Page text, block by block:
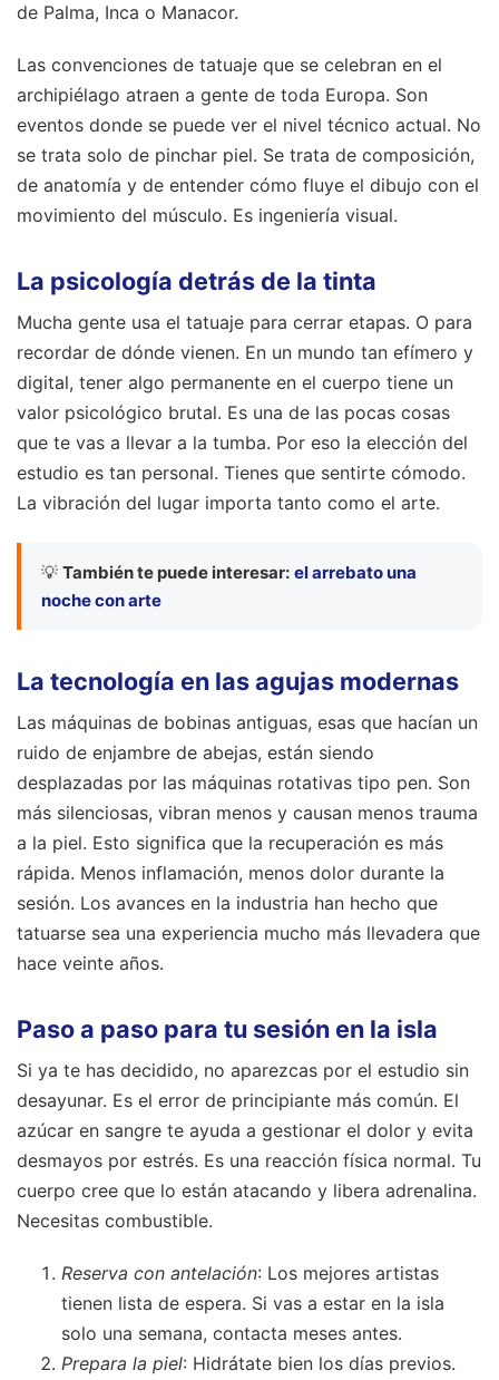
de Palma, Inca o Manacor.
Las convenciones de tatuaje que se celebran en el
archipiélago atraen a gente de toda Europa. Son
eventos donde se puede ver el nivel técnico actual. No
se trata solo de pinchar piel. Se trata de composición,
de anatomía y de entender cómo fluye el dibujo con el
movimiento del músculo. Es ingeniería visual.
La psicología detrás de la tinta
Mucha gente usa el tatuaje para cerrar etapas. O para
recordar de dónde vienen. En un mundo tan efímero y
digital, tener algo permanente en el cuerpo tiene un
valor psicológico brutal. Es una de las pocas cosas
que te vas a llevar a la tumba. Por eso la elección del
estudio es tan personal. Tienes que sentirte cómodo.
La vibración del lugar importa tanto como el arte.
💡 También te puede interesar: el arrebato una
noche con arte
La tecnología en las agujas modernas
Las máquinas de bobinas antiguas, esas que hacían un
ruido de enjambre de abejas, están siendo
desplazadas por las máquinas rotativas tipo pen. Son
más silenciosas, vibran menos y causan menos trauma
a la piel. Esto significa que la recuperación es más
rápida. Menos inflamación, menos dolor durante la
sesión. Los avances en la industria han hecho que
tatuarse sea una experiencia mucho más llevadera que
hace veinte años.
Paso a paso para tu sesión en la isla
Si ya te has decidido, no aparezcas por el estudio sin
desayunar. Es el error de principiante más común. El
azúcar en sangre te ayuda a gestionar el dolor y evita
desmayos por estrés. Es una reacción física normal. Tu
cuerpo cree que lo están atacando y libera adrenalina.
Necesitas combustible.
Reserva con antelación: Los mejores artistas
tienen lista de espera. Si vas a estar en la isla
solo una semana, contacta meses antes.
Prepara la piel: Hidrátate bien los días previos.